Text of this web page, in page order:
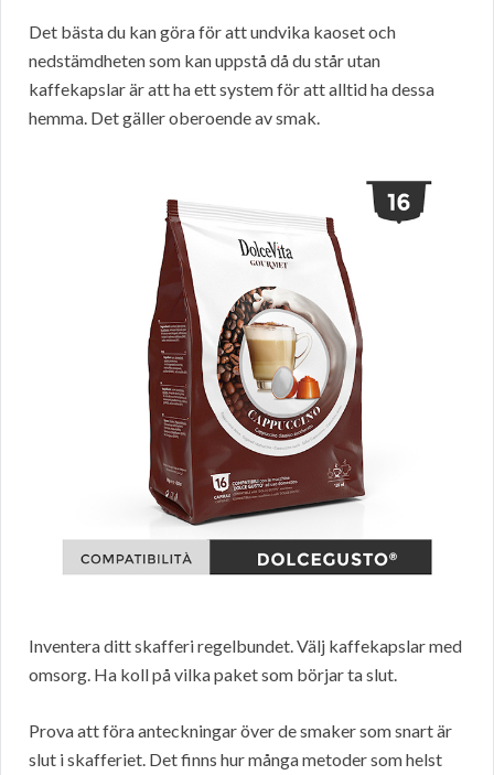
Det bästa du kan göra för att undvika kaoset och
nedstämdheten som kan uppstå då du står utan
kaffekapslar är att ha ett system för att alltid ha dessa
hemma. Det gäller oberoende av smak.
Inventera ditt skafferi regelbundet. Välj kaffekapslar med
omsorg. Ha koll på vilka paket som börjar ta slut.
Prova att föra anteckningar över de smaker som snart är
slut i skafferiet. Det finns hur många metoder som helst